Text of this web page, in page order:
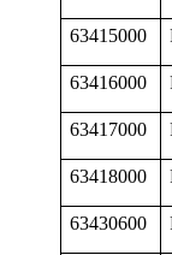
63415000
63416000
63417000
63418000
63430600